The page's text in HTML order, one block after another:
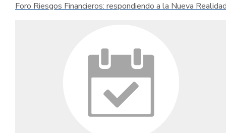
Foro Riesgos Financieros: respondiendo a la Nueva